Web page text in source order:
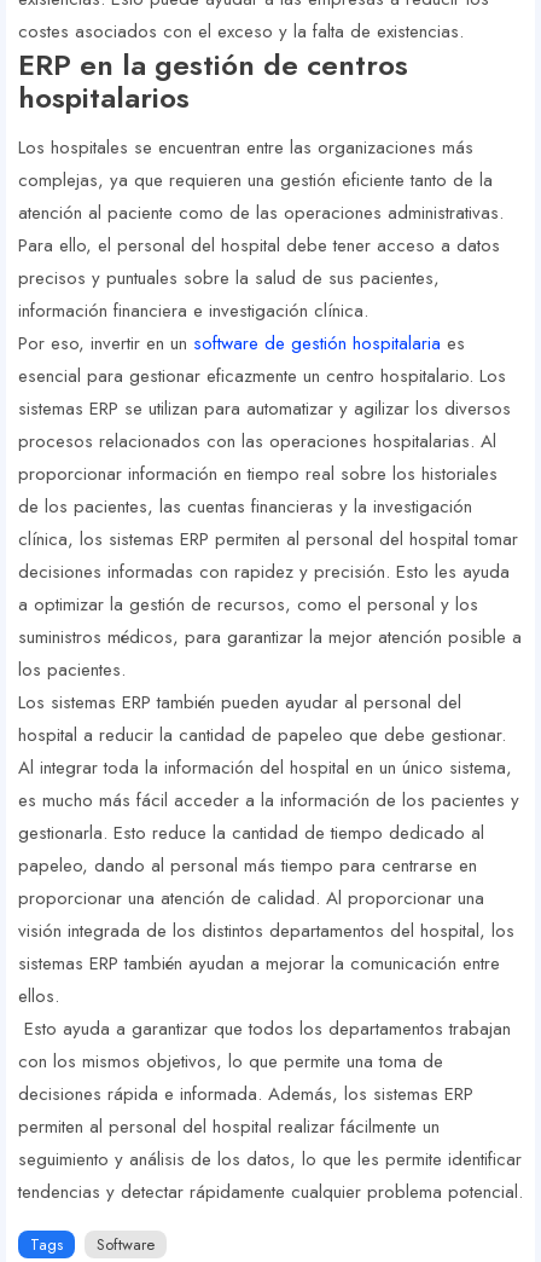
costes asociados con el exceso y la falta de existencias.
ERP en la gestión de centros
hospitalarios
Los hospitales se encuentran entre las organizaciones más
complejas, ya que requieren una gestión eficiente tanto de la
atención al paciente como de las operaciones administrativas.
Para ello, el personal del hospital debe tener acceso a datos
precisos y puntuales sobre la salud de sus pacientes,
información financiera e investigación clínica.
Por eso, invertir en un software de gestión hospitalaria es
esencial para gestionar eficazmente un centro hospitalario. Los
sistemas ERP se utilizan para automatizar y agilizar los diversos
procesos relacionados con las operaciones hospitalarias. Al
proporcionar información en tiempo real sobre los historiales
de los pacientes, las cuentas financieras y la investigación
clínica, los sistemas ERP permiten al personal del hospital tomar
decisiones informadas con rapidez y precisión. Esto les ayuda
a optimizar la gestión de recursos, como el personal y los
suministros médicos, para garantizar la mejor atención posible a
los pacientes.
Los sistemas ERP también pueden ayudar al personal del
hospital a reducir la cantidad de papeleo que debe gestionar.
Al integrar toda la información del hospital en un único sistema,
es mucho más fácil acceder a la información de los pacientes y
gestionarla. Esto reduce la cantidad de tiempo dedicado al
papeleo, dando al personal más tiempo para centrarse en
proporcionar una atención de calidad. Al proporcionar una
visión integrada de los distintos departamentos del hospital, los
sistemas ERP también ayudan a mejorar la comunicación entre
ellos.
Esto ayuda a garantizar que todos los departamentos trabajan
con los mismos objetivos, lo que permite una toma de
decisiones rápida e informada. Además, los sistemas ERP
permiten al personal del hospital realizar fácilmente un
seguimiento y análisis de los datos, lo que les permite identificar
tendencias y detectar rápidamente cualquier problema potencial.
Tags Software